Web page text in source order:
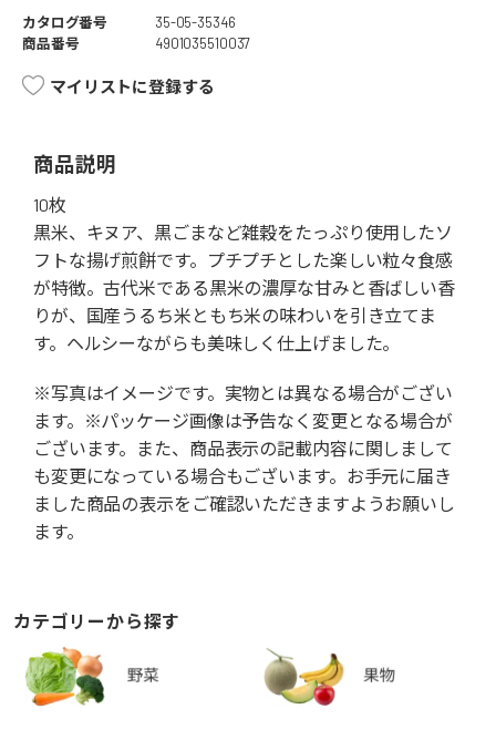
カタログ番号
35-05-35346
商品番号
4901035510037
マイリストに登録する
商品説明
10枚
黒米、キヌア、黒ごまなど雑穀をたっぷり使用したソ
フトな揚げ煎餅です。プチプチとした楽しい粒々食感
が特徴。古代米である黒米の濃厚な甘みと香ばしい香
りが、国産うるち米ともち米の味わいを引き立てま
す。ヘルシーながらも美味しく仕上げました。
※写真はイメージです。実物とは異なる場合がござい
ます。※パッケージ画像は予告なく変更となる場合が
ございます。また、商品表示の記載内容に関しまして
も変更になっている場合もございます。お手元に届き
ました商品の表示をご確認いただきますようお願いし
ます。
カテゴリーから探す